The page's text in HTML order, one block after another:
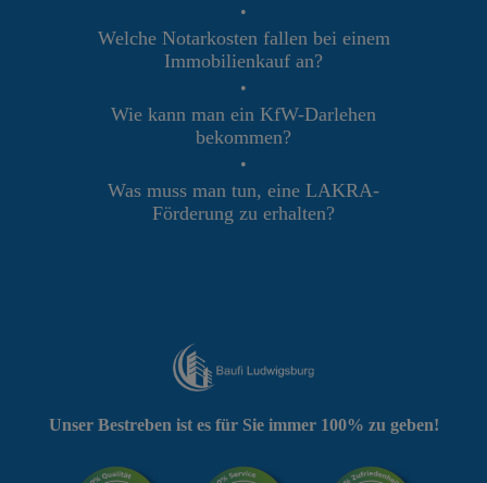
•
Welche Notarkosten fallen bei einem
Immobilienkauf an?
•
Wie kann man ein KfW-Darlehen
bekommen?
•
Was muss man tun, eine LAKRA-
Förderung zu erhalten?
Unser Bestreben ist es für Sie immer 100% zu geben!